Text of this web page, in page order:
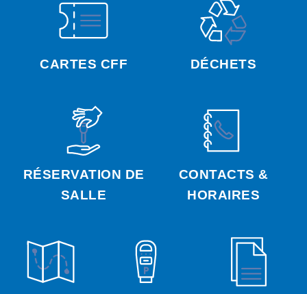
CARTES CFF DÉCHETS
RÉSERVATION DE
SALLE
CONTACTS &
HORAIRES